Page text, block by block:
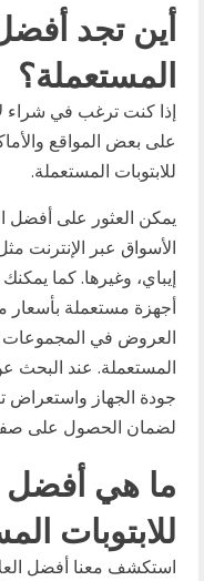
أين تجد
المستعملة؟
إذا كنت ترغب في شراء
على بعض المواقع
للابتوبات المستعملة.
يمكن العثور على أفضل
الأسواق عبر الإنترنت
إيباي، وغيرها. كما
أجهزة مستعملة بأسعار
العروض في المجموعات
المستعملة. عند البحث
جودة الجهاز واستعراض
لضمان الحصول على
ما هي أفضل
للابتوبات
استكشف معنا أفضل